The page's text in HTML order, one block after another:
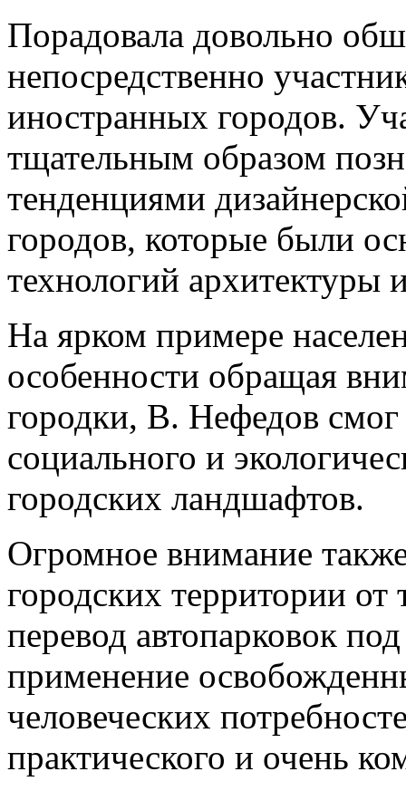
Порадовала довольно
непосредственно
иностранных городов.
тщательным образом
тенденциями
городов, которые были
технологий
На ярком примере
особенности обращая
городки, В. Нефедов
социального и
городских ландшафтов.
Огромное внимание
городских территории от
перевод автопарковок
применение
человеческих
практического и очень